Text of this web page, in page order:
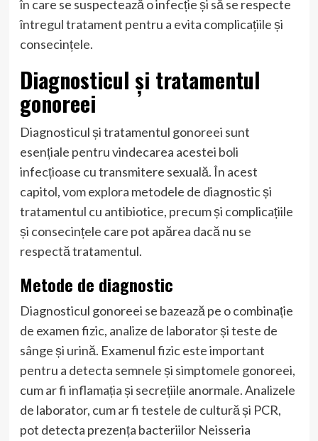
în care se suspectează o infecție și să se respecte
întregul tratament pentru a evita complicațiile și
consecințele.
Diagnosticul și tratamentul
gonoreei
Diagnosticul și tratamentul gonoreei sunt
esențiale pentru vindecarea acestei boli
infecțioase cu transmitere sexuală. În acest
capitol, vom explora metodele de diagnostic și
tratamentul cu antibiotice, precum și complicațiile
și consecințele care pot apărea dacă nu se
respectă tratamentul.
Metode de diagnostic
Diagnosticul gonoreei se bazează pe o combinație
de examen fizic, analize de laborator și teste de
sânge și urină. Examenul fizic este important
pentru a detecta semnele și simptomele gonoreei,
cum ar fi inflamația și secrețiile anormale. Analizele
de laborator, cum ar fi testele de cultură și PCR,
pot detecta prezența bacteriilor Neisseria